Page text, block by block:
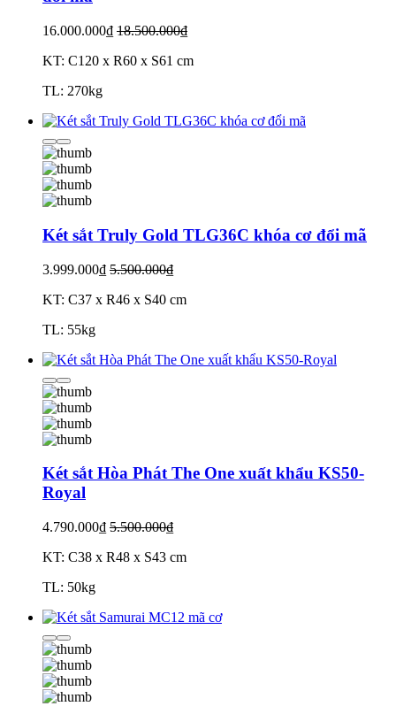
16.000.000₫ 18.500.000₫
KT: C120 x R60 x S61 cm
TL: 270kg
Két sắt Truly Gold TLG36C khóa cơ đổi mã
3.999.000₫ 5.500.000₫
KT: C37 x R46 x S40 cm
TL: 55kg
Két sắt Hòa Phát The One xuất khẩu KS50-
Royal
4.790.000₫ 5.500.000₫
KT: C38 x R48 x S43 cm
TL: 50kg